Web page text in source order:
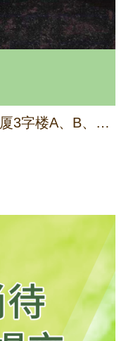
香港北角英皇道315号丽宫大厦3字楼A、B、C座及5字楼A、B、C座